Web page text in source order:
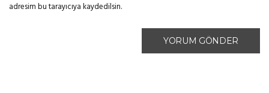
adresim bu tarayıcıya kaydedilsin.